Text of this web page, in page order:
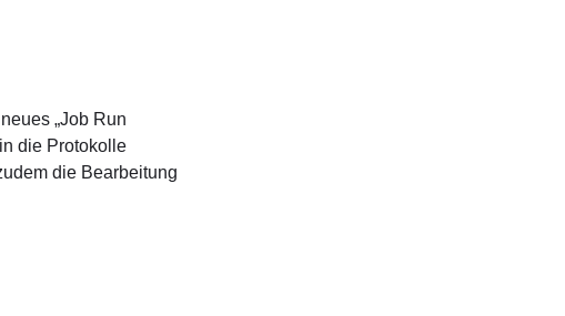
„Job Run
die Protokolle
die Bearbeitung